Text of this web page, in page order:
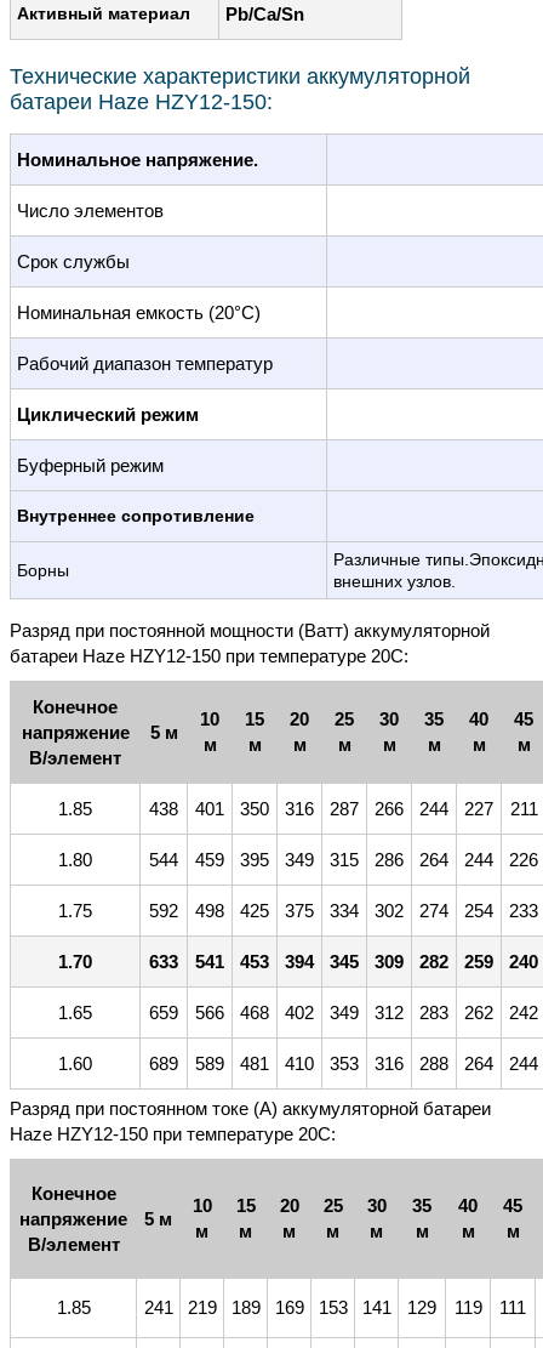
Активный материал Pb/Ca/Sn
Технические характеристики аккумуляторной
батареи Haze HZY12-150:
Номинальное напряжение.
Число элементов
Срок службы
Номинальная емкость (20°С)
Рабочий диапазон температур
Циклический режим
Буферный режим
Внутреннее сопротивление
Борны
Различные
внешних узлов.
Разряд при постоянной мощности (Ватт) аккумуляторной
батареи Haze HZY12-150 при температуре 20С:
Конечное
напряжение
В/элемент
5 м
10
м
15
м
20
м
25
м
30
м
35
м
40
м
45
м
1.85 438 401 350 316 287 266 244 227 211
1.80 544 459 395 349 315 286 264 244 226
1.75 592 498 425 375 334 302 274 254 233
1.70 633 541 453 394 345 309 282 259 240
1.65 659 566 468 402 349 312 283 262 242
1.60 689 589 481 410 353 316 288 264 244
Разряд при постоянном токе (А) аккумуляторной батареи
Haze HZY12-150 при температуре 20С:
Конечное
напряжение
В/элемент
5 м
10
м
15
м
20
м
25
м
30
м
35
м
40
м
45
м
1.85 241 219 189 169 153 141 129 119 111